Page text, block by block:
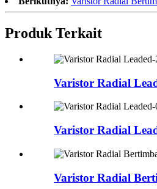
Produk Terkait
Varistor Radial
Varistor Radial
Varistor Radial